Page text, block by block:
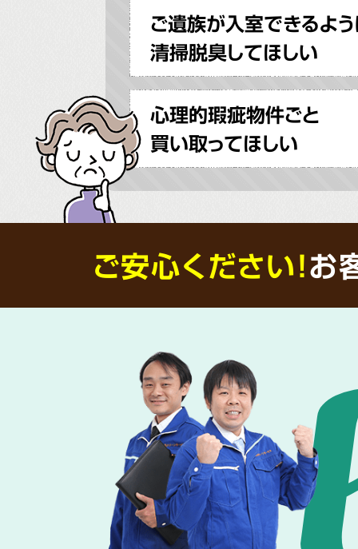
ご遺族が入室できるよ
清掃脱臭してほしい
心理的瑕疵物件ごと
買い取ってほしい
ご安心ください！お